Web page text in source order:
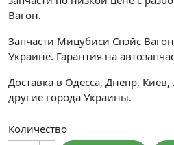
Вагон.
Запчасти Мицубиси Спэйс
Украине. Гарантия на
Доставка в Одесса, Днепр,
другие города Украины.
Количество